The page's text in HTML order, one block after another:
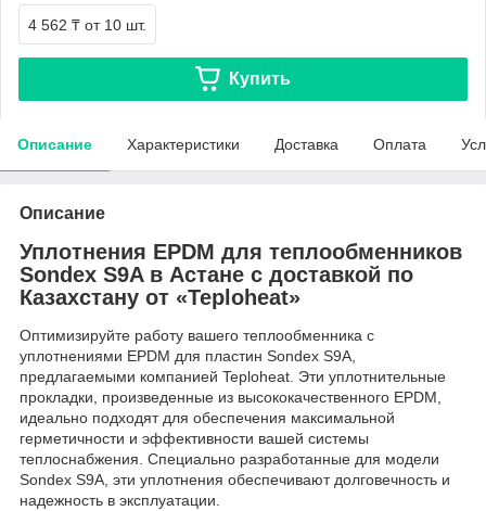
4 562 ₸ от 10 шт.
Купить
Описание Характеристики Доставка Оплата
Описание
Уплотнения EPDM для теплообменников
Sondex S9A в Астане с доставкой по
Казахстану от «Teploheat»
Оптимизируйте работу вашего теплообменника с
уплотнениями EPDM для пластин Sondex S9A,
предлагаемыми компанией Teploheat. Эти уплотнительные
прокладки, произведенные из высококачественного EPDM,
идеально подходят для обеспечения максимальной
герметичности и эффективности вашей системы
теплоснабжения. Специально разработанные для модели
Sondex S9A, эти уплотнения обеспечивают долговечность и
надежность в эксплуатации.